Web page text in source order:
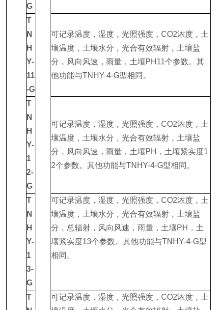
G
T
N
H
Y-
11
-G
可记录温度，湿度，光照强度，CO2浓度，土
壤温度，土壤水分，光合有效辐射，土壤盐
分，风向风速，雨量，土壤PH11个参数。其
他功能与TNHY-4-G型相同。
T
N
H
Y-
1
2-
G
可记录温度，湿度，光照强度，CO2浓度，土
壤温度，土壤水分，光合有效辐射，土壤盐
分，风向风速，雨量，土壤PH，土壤紧实度1
2个参数。其他功能与TNHY-4-G型相同。
T
N
H
Y-
1
3-
G
可记录温度，湿度，光照强度，CO2浓度，土
壤温度，土壤水分，光合有效辐射，土壤盐
分，总辐射，风向风速，雨量，土壤PH，土
壤紧实度13个参数。其他功能与TNHY-4-G型
相同。
T
可记录温度，湿度，光照强度，CO2浓度，土